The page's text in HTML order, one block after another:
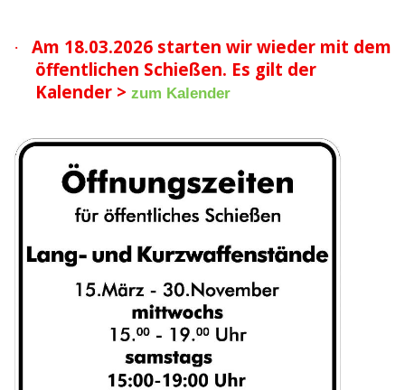
·
Am 18.03.2026 starten wir wieder mit dem
öffentlichen Schießen. Es gilt der
Kalender > zum Kalender